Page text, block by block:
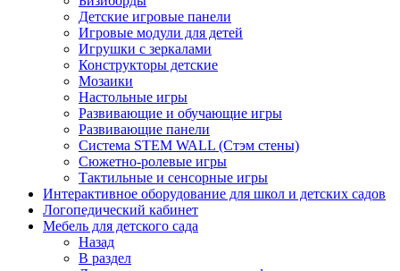
Детские игровые панели
Игровые модули для детей
Игрушки с зеркалами
Конструкторы детские
Мозаики
Настольные игры
Развивающие и обучающие игры
Развивающие панели
Система STEM WALL (Cтэм стены)
Сюжетно-ролевые игры
Тактильные и сенсорные игры
Интерактивное оборудование для школ и детских садов
Логопедический кабинет
Мебель для детского сада
Назад
В раздел